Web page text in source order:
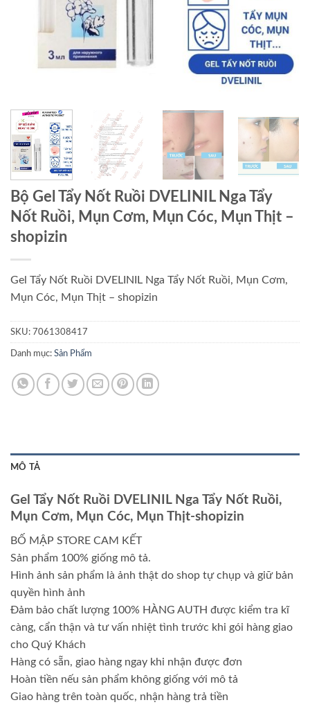
Bộ Gel Tẩy Nốt Ruồi DVELINIL Nga Tẩy
Nốt Ruồi, Mụn Cơm, Mụn Cóc, Mụn Thịt –
shopizin
Gel Tẩy Nốt Ruồi DVELINIL Nga Tẩy Nốt Ruồi, Mụn Cơm,
Mụn Cóc, Mụn Thịt – shopizin
SKU: 7061308417
Danh mục: Sản Phẩm
MÔ TẢ
Gel Tẩy Nốt Ruồi DVELINIL Nga Tẩy Nốt Ruồi,
Mụn Cơm, Mụn Cóc, Mụn Thịt-shopizin
BỐ MẬP STORE CAM KẾT
Sản phẩm 100% giống mô tả.
Hình ảnh sản phẩm là ảnh thật do shop tự chụp và giữ bản
quyền hình ảnh
Đảm bảo chất lượng 100% HÀNG AUTH được kiểm tra kĩ
càng, cẩn thận và tư vấn nhiệt tình trước khi gói hàng giao
cho Quý Khách
Hàng có sẵn, giao hàng ngay khi nhận được đơn
Hoàn tiền nếu sản phẩm không giống với mô tả
Giao hàng trên toàn quốc, nhận hàng trả tiền